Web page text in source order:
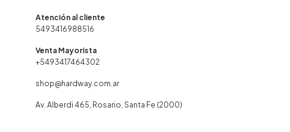
5493416988516
+5493417464302
shop@hardway.com.ar
Av. Alberdi 465, Rosario, Santa Fe (2000)